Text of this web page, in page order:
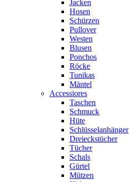
Jacken
Hosen
Schürzen
Pullover
Westen
Blusen
Ponchos
Röcke
Tunikas
Mäntel
Accessiores
Taschen
Schmuck
Hüte
Schlüsselanhänger
Dreieckstücher
Tücher
Schals
Gürtel
Mützen